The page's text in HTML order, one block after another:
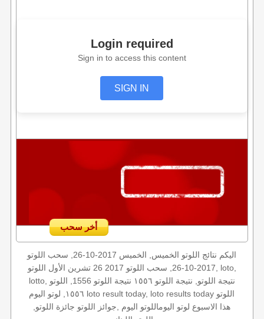
Login required
Sign in to access this content
SIGN IN
أخر سحب
اليكم نتائج اللوتو الخميس, الخميس 2017-10-26, سحب اللوتو
2017-10-26, سحب اللوتو 2017 26 تشرين الأول اللوتو, loto,
lotto, نتيجة اللوتو, نتيجة اللوتو ١٥٥٦ نتيجة اللوتو 1556, اللوتو
١٥٥٦, لوتو اليوم loto result today, loto results today اللوتو
هذا الاسبوع لوتو اليوماللوتو اليوم ,جوائز اللوتو جائزة اللوتو,